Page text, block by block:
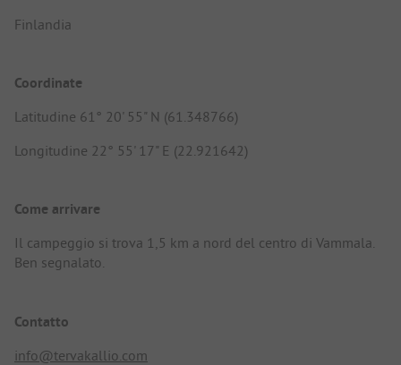
Finlandia
Coordinate
Latitudine 61° 20' 55" N (61.348766)
Longitudine 22° 55' 17" E (22.921642)
Come arrivare
Il campeggio si trova 1,5 km a nord del centro di Vammala.
Ben segnalato.
Contatto
info@tervakallio.com